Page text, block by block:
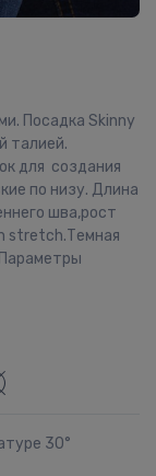
Посадка Skinny
талией.
для создания
по низу. Длина
шва,рост
stretch.Темная
30°